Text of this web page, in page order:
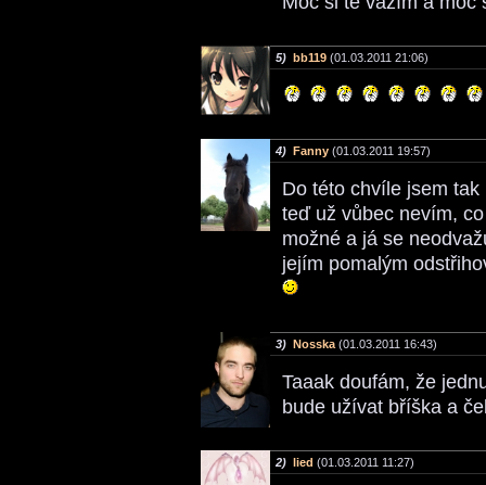
5) bb119 (01.03.2011 21:06)
4) Fanny (01.03.2011 19:57)
Do této chvíle jsem
teď už vůbec nevím,
možné a já se
jejím pomalým
3) Nosska (01.03.2011 16:43)
Taaak doufám, že
bude užívat bříška a
2) lied (01.03.2011 11:27)